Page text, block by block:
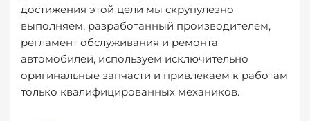
достижения этой цели мы скрупулезно
выполняем, разработанный производителем,
регламент обслуживания и ремонта
автомобилей, используем исключительно
оригинальные запчасти и привлекаем к работам
только квалифицированных механиков.